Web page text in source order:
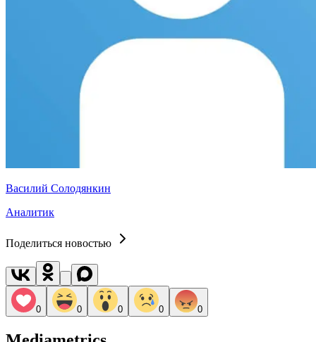
Василий Солодянкин
Аналитик
Поделиться новостью
0 0 0 0 0